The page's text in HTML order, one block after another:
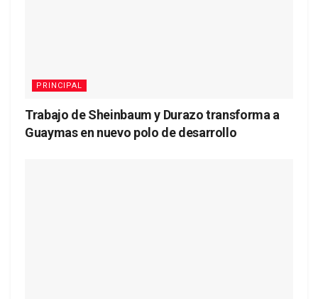
PRINCIPAL
Trabajo de Sheinbaum y Durazo transforma a
Guaymas en nuevo polo de desarrollo